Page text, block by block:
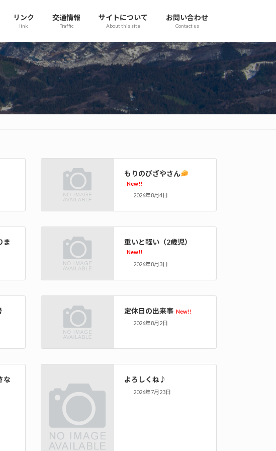
リンク
link
交通情報
Traffic
サイトについて
About this site
お問い合わせ
Contact us
もりのぴざやさん
New!!
2026年8月4日
ま
重いと軽い（2歳児）
New!!
2026年8月3日
定休日の出来事 New!!
2026年8月2日
な
よろしくね♪
2026年7月23日